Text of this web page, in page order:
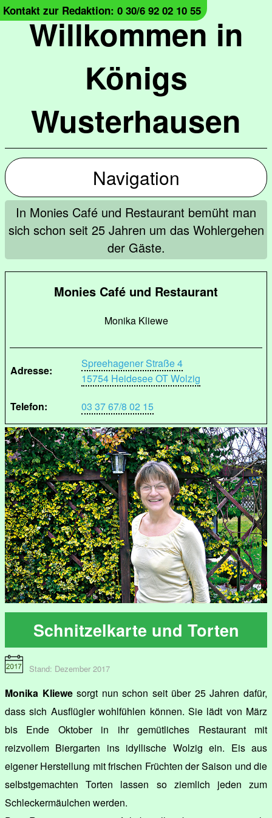
Willkommen in
Königs
Wusterhausen
Kontakt zur Redaktion: 0 30/6 92 02 10 55
Navigation
In Monies Café und Restaurant bemüht man
sich schon seit 25 Jahren um das Wohlergehen
der Gäste.
Monies Café und Restaurant
Monika Kliewe
Adresse:
Spreehagener Straße 4
15754 Heidesee OT Wolzig
Telefon:
03 37 67/8 02 15
Schnitzelkarte und Torten
Stand: Dezember 2017
Monika Kliewesorgt nun schon seit über 25 Jahren dafür,
dass sich Ausflügler wohlfühlen können. Sie lädt von März
bis Ende Oktober in ihr gemütliches Restaurant mit
reizvollem Biergarten ins idyllische Wolzig ein. Eis aus
eigener Herstellung mit frischen Früchten der Saison und die
selbstgemachten Torten lassen so ziemlich jeden zum
Schleckermäulchen werden.